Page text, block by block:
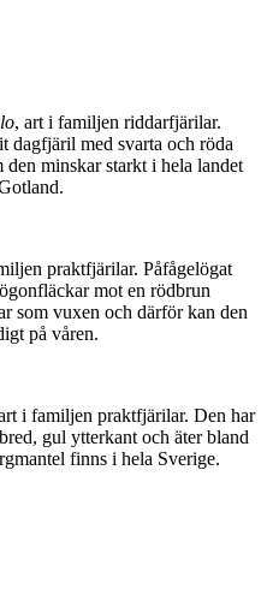
, art i familjen riddarfjärilar.
med svarta och röda
minskar starkt i hela landet
praktfjärilar. Påfågelögat
mot en rödbrun
som vuxen och därför kan den
på våren.
i familjen praktfjärilar. Den har
gul ytterkant och äter bland
finns i hela Sverige.